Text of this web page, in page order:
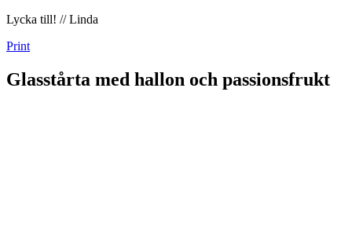
Lycka till! // Linda
Print
Glasstårta med hallon och passionsfrukt